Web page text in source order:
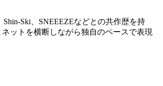
Ski、SNEEEZEなどとの共作歴を持
ットを横断しながら独自のペースで表現